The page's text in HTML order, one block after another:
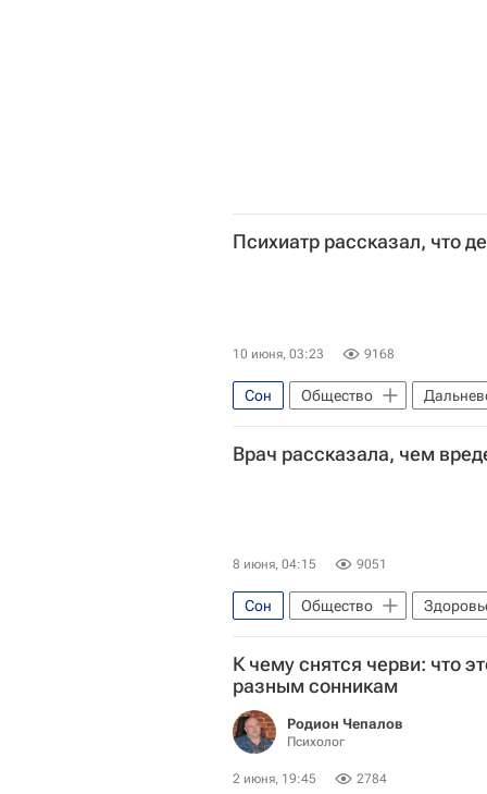
Психиатр рассказал, что
10 июня, 03:23 9168
Сон Общество
Врач рассказала, чем
8 июня, 04:15 9051
Сон Общество
К чему снятся черви: что
разным сонникам
Родион Чепалов
Психолог
2 июня, 19:45 2784